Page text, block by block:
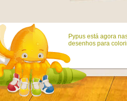
Pypus está agora
desenhos para